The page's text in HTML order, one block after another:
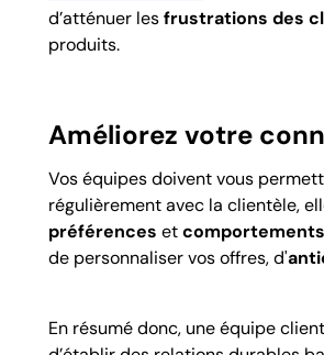
d’atténuer lesfrustrations des
produits.
Améliorez votre
Vos équipes doivent vous
régulièrement avec la clientèle,
préférences etcomportements
de personnaliser vos offres, d'
En résumé donc, une équipe